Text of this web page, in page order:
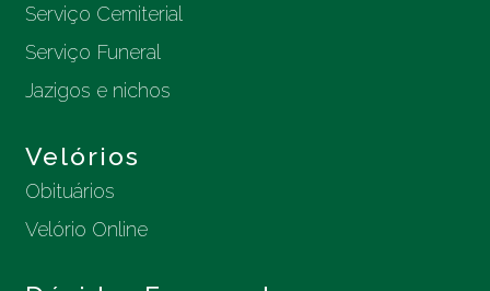
Serviço Cemiterial
Serviço Funeral
Jazigos e nichos
Velórios
Obituários
Velório Online